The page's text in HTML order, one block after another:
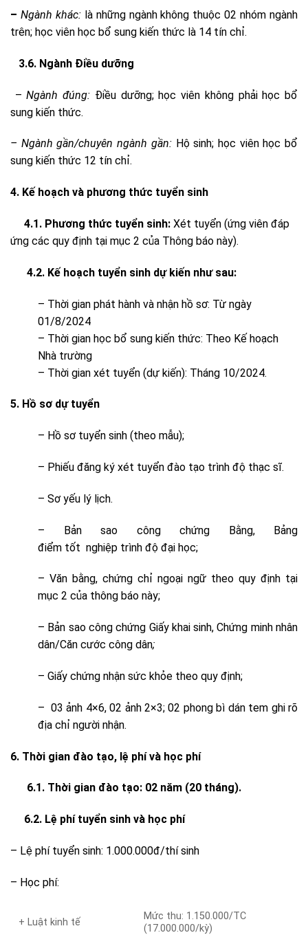
– Ngành khác: là những ngành không thuộc 02 nhóm ngành
trên; học viên học bổ sung kiến thức là 14 tín chỉ.
3.6. Ngành Điều dưỡng
–Ngành đúng: Điều dưỡng; học viên không phải học bổ
sung kiến thức.
– Ngành gần/chuyên ngành gần: Hộ sinh; học viên học bổ
sung kiến thức 12 tín chỉ.
4. Kế hoạch và phương thức tuyển sinh
4.1. Phương thức tuyển sinh: Xét tuyển (ứng viên đáp
ứng các quy định tại mục 2 của Thông báo này).
4.2. Kế hoạch tuyển sinh dự kiến như sau:
– Thời gian phát hành và nhận hồ sơ: Từ ngày
01/8/2024
– Thời gian học bổ sung kiến thức: Theo Kế hoạch
Nhà trường
– Thời gian xét tuyển (dự kiến): Tháng 10/2024.
5. Hồ sơ dự tuyển
– Hồ sơ tuyển sinh (theo mẫu);
– Phiếu đăng ký xét tuyển đào tạo trình độ thạc sĩ.
– Sơ yếu lý lịch.
– Bản sao công chứng Bằng, Bảng
điểm tốt nghiệp trình độ đại học;
– Văn bằng, chứng chỉ ngoại ngữ theo quy định tại
mục 2 của thông báo này;
– Bản sao công chứng Giấy khai sinh, Chứng minh nhân
dân/Căn cước công dân;
– Giấy chứng nhận sức khỏe theo quy định;
– 03 ảnh 4×6, 02 ảnh 2×3; 02 phong bì dán tem ghi rõ
địa chỉ người nhận.
6. Thời gian đào tạo, lệ phí và học phí
6.1. Thời gian đào tạo: 02 năm (20 tháng).
6.2. Lệ phí tuyển sinh và học phí
– Lệ phí tuyển sinh: 1.000.000đ/thí sinh
– Học phí:
+ Luật kinh tế
Mức thu: 1.150.000/TC
(17.000.000/kỳ)